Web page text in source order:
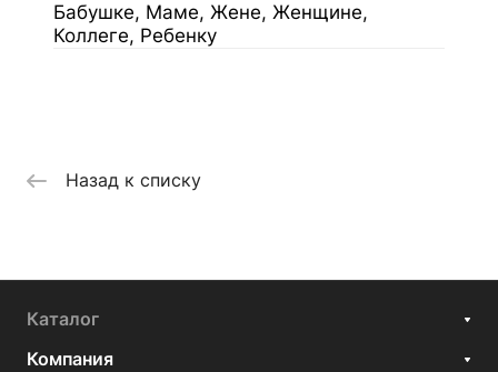
Бабушке, Маме, Жене, Женщине,
Коллеге, Ребенку
Назад к списку
Каталог
Компания